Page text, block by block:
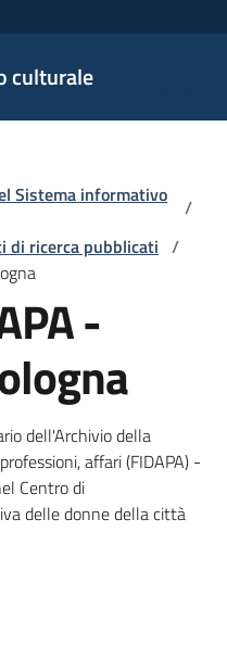
culturale
Sistema informativo
/
di ricerca pubblicati /
-
dell'Archivio della
affari (FIDAPA) -
Centro di
delle donne della città